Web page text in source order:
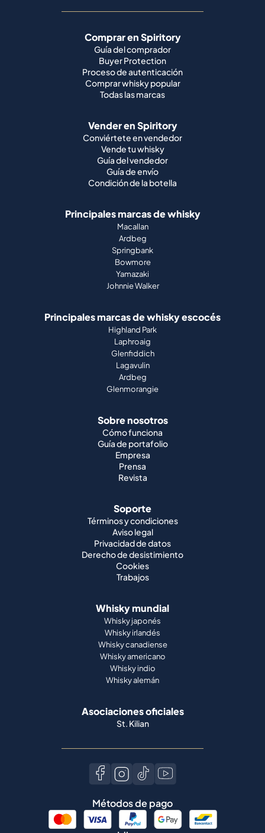
Comprar en Spiritory
Guía del comprador
Buyer Protection
Proceso de autenticación
Comprar whisky popular
Todas las marcas
Vender en Spiritory
Conviértete en vendedor
Vende tu whisky
Guía del vendedor
Guía de envío
Condición de la botella
Principales marcas de whisky
Macallan
Ardbeg
Springbank
Bowmore
Yamazaki
Johnnie Walker
Principales marcas de whisky escocés
Highland Park
Laphroaig
Glenfiddich
Lagavulin
Ardbeg
Glenmorangie
Sobre nosotros
Cómo funciona
Guía de portafolio
Empresa
Prensa
Revista
Soporte
Términos y condiciones
Aviso legal
Privacidad de datos
Derecho de desistimiento
Cookies
Trabajos
Whisky mundial
Whisky japonés
Whisky irlandés
Whisky canadiense
Whisky americano
Whisky indio
Whisky alemán
Asociaciones oficiales
St. Kilian
Métodos de pago